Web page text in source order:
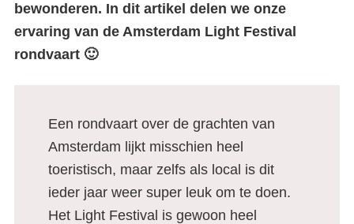
bewonderen. In dit artikel delen we onze
ervaring van de Amsterdam Light Festival
rondvaart 🙂
Een rondvaart over de grachten van
Amsterdam lijkt misschien heel
toeristisch, maar zelfs als local is dit
ieder jaar weer super leuk om te doen.
Het Light Festival is gewoon heel